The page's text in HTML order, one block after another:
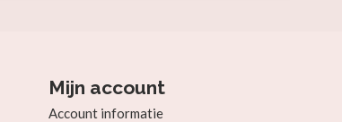
Mijn account
Account informatie